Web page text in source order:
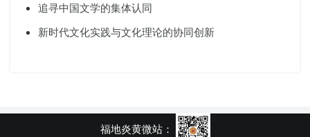
追寻中国文学的集体认同
新时代文化实践与文化理论的协同创新
福地炎黄微站：